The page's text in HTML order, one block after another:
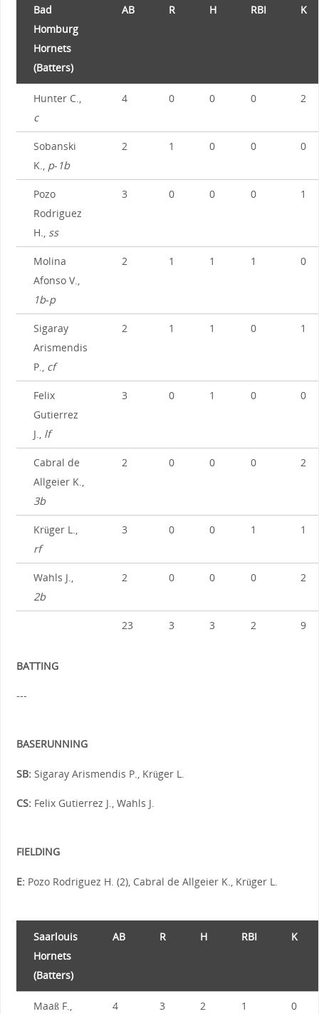
Bad
Homburg
Hornets
(Batters)
AB R H RBI K
Hunter C.,
c
4 0 0 0 2
Sobanski
K., p- 1b
2 1 0 0 0
Pozo
Rodriguez
H., ss
3 0 0 0 1
Molina
Afonso V.,
1b-p
2 1 1 1 0
Sigaray
Arismendis
P., cf
2 1 1 0 1
Felix
Gutierrez
J., lf
3 0 1 0 0
Cabral de
Allgeier K.,
3b
2 0 0 0 2
Krüger L.,
rf
3 0 0 1 1
Wahls J.,
2b
2 0 0 0 2
23 3 3 2 9
BATTING
---
BASERUNNING
SB:Sigaray Arismendis P., Krüger L.
CS:Felix Gutierrez J., Wahls J.
FIELDING
E:Pozo Rodriguez H. (2), Cabral de Allgeier K., Krüger L.
Saarlouis
Hornets
(Batters)
AB R H RBI K
Maaß F., 4 3 2 1 0